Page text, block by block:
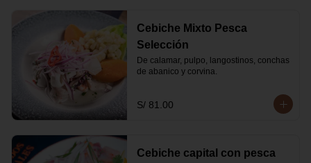
Cebiche Mixto Pesca
Selección
De calamar, pulpo, langostinos, conchas
de abanico y corvina.
S/ 81.00
Cebiche capital con pesca